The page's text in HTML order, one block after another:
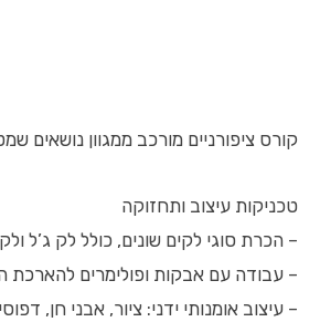
קורס ציפורניים מורכב ממגוון
טכניקות עיצוב ותחזוקה
– הכרת סוגי לקים שונים, כולל לק ג’ל
– עבודה עם אבקות ופולימרים להארכת
– עיצוב אומנותי ידני: ציור, אבני חן,